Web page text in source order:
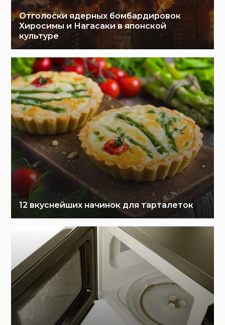
Отголоски ядерных бомбардировок
Хиросимы и Нагасаки в японской
культуре
12 вкуснейших начинок для тарталеток